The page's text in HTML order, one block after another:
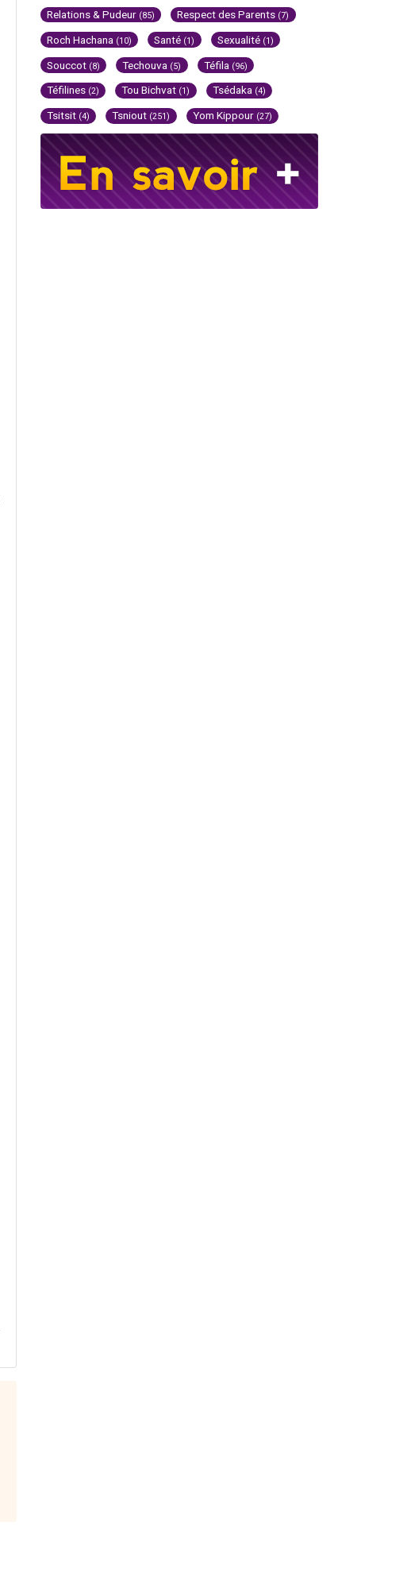
Relations & Pudeur (85) Respect des Parents (7)
Roch Hachana (10) Santé (1) Sexualité (1)
Souccot (8) Techouva (5) Téfila (96)
Téfilines (2) Tou Bichvat (1) Tsédaka (4)
Tsitsit (4) Tsniout (251) Yom Kippour (27)